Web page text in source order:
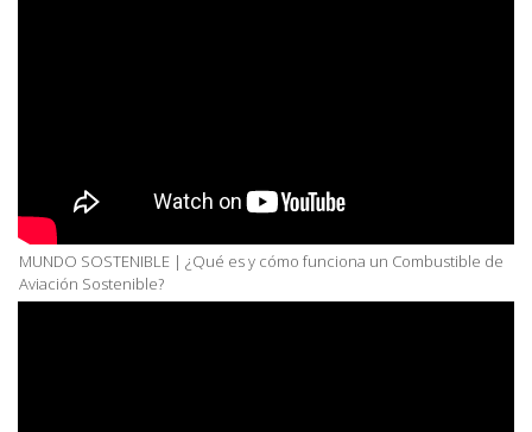
MUNDO SOSTENIBLE | ¿Qué es y cómo funciona un Combustible de
Aviación Sostenible?